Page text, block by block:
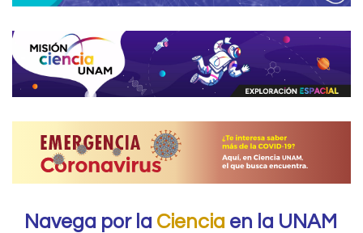
Navega por la Ciencia en la UNAM